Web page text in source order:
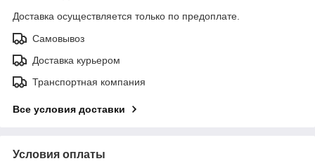
Доставка осуществляется только по предоплате.
Самовывоз
Доставка курьером
Транспортная компания
Все условия доставки
Условия оплаты